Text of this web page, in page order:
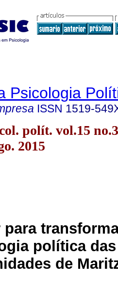
Psicologia
ISSN 1519-
polít. vol.15
2015
para
política das
de